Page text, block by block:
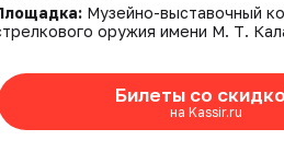
Музейно-выставочный
оружия имени М. Т.
Билеты со
на Kassir.ru